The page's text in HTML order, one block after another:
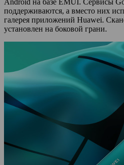
Android на базе EMUI. Сервисы
поддерживаются, а вместо них
галерея приложений Huawei.
установлен на боковой грани.